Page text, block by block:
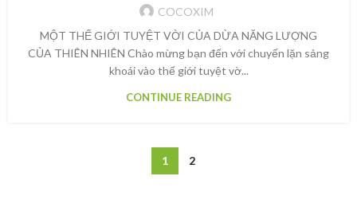
COCOXIM
MỘT THẾ GIỚI TUYỆT VỜI CỦA DỪA NĂNG LƯỢNG
CỦA THIÊN NHIÊN Chào mừng bạn đến với chuyến lặn sảng
khoái vào thế giới tuyệt vờ...
CONTINUE READING
1 2